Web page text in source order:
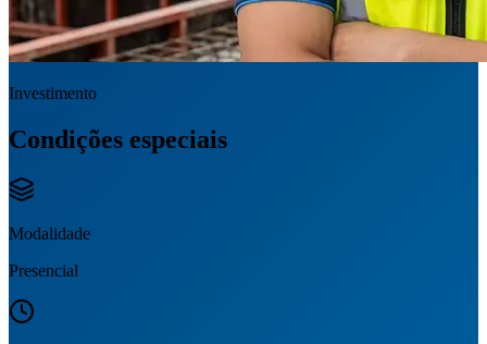
Investimento
Condições especiais
Modalidade
Presencial